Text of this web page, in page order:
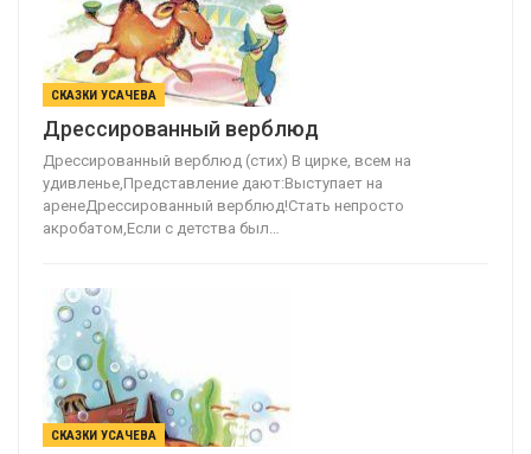
СКАЗКИ УСАЧЕВА
Дрессированный верблюд
Дрессированный верблюд (стих) В цирке, всем на
удивленье,Представление дают:Выступает на
аренеДрессированный верблюд!Стать непросто
акробатом,Если с детства был…
СКАЗКИ УСАЧЕВА